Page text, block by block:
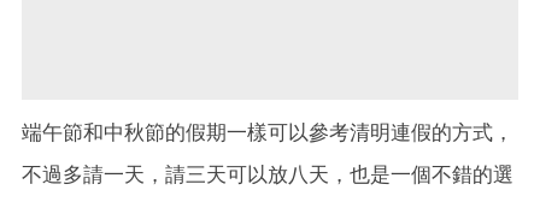
端午節和中秋節的假期一樣可以參考清明連假的方式，
不過多請一天，請三天可以放八天，也是一個不錯的選